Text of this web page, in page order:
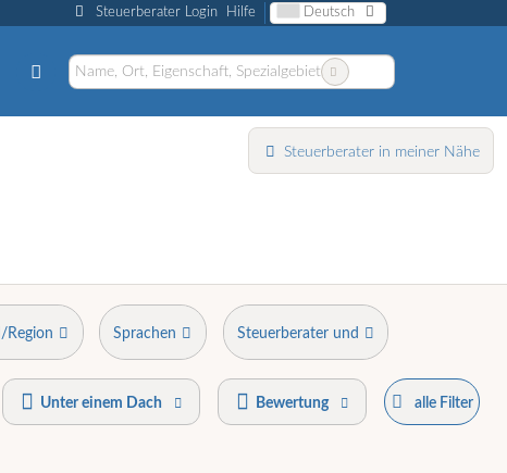
Steuerberater Login Hilfe Deutsch
Steuerberater in meiner Nähe
Region Sprachen Steuerberater und
Unter einem Dach Bewertung alle Filter